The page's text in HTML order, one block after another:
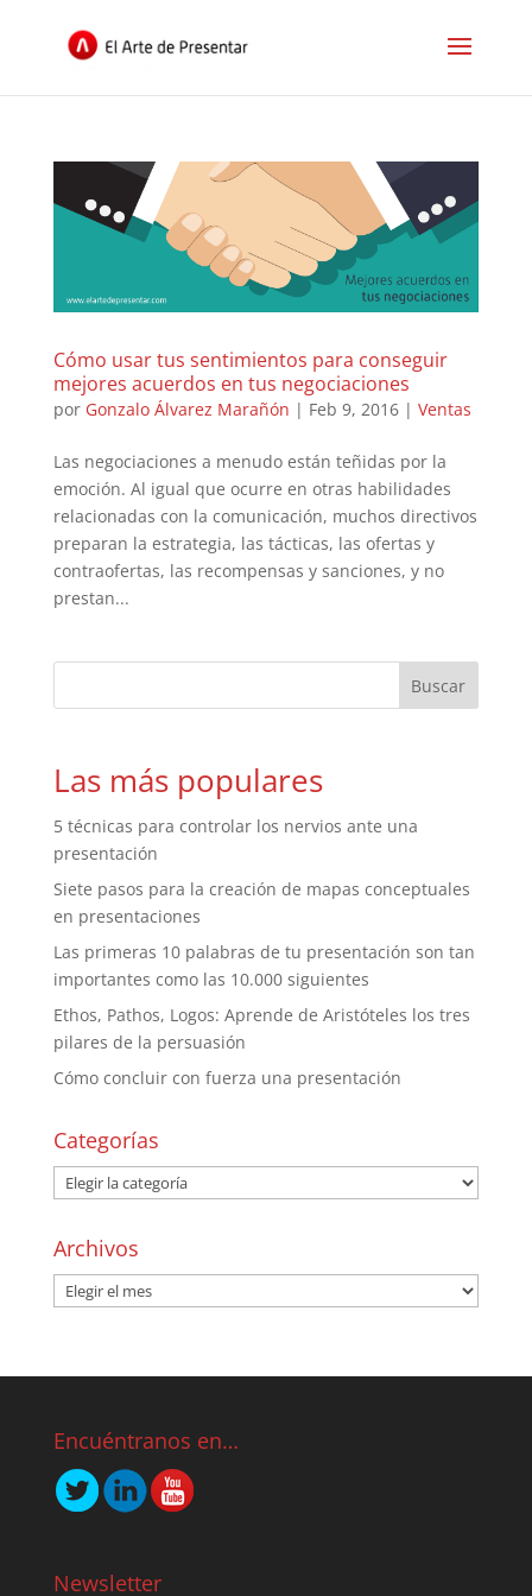
Cómo usar tus sentimientos para conseguir
mejores acuerdos en tus negociaciones
por Gonzalo Álvarez Marañón | Feb 9, 2016| Ventas
Las negociaciones a menudo están teñidas por la
emoción. Al igual que ocurre en otras habilidades
relacionadas con la comunicación, muchos directivos
preparan la estrategia, las tácticas, las ofertas y
contraofertas, las recompensas y sanciones, y no
prestan...
Las más populares
5 técnicas para controlar los nervios ante una
presentación
Siete pasos para la creación de mapas conceptuales
en presentaciones
Las primeras 10 palabras de tu presentación son tan
importantes como las 10.000 siguientes
Ethos, Pathos, Logos: Aprende de Aristóteles los tres
pilares de la persuasión
Cómo concluir con fuerza una presentación
Categorías
Archivos
Encuéntranos en…
Newsletter